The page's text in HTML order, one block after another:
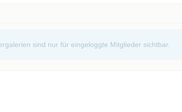
sind nur für eingeloggte Mitglieder sichtbar.